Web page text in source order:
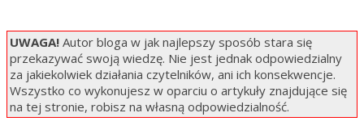
UWAGA! Autor bloga w jak najlepszy sposób stara się
przekazywać swoją wiedzę. Nie jest jednak odpowiedzialny
za jakiekolwiek działania czytelników, ani ich konsekwencje.
Wszystko co wykonujesz w oparciu o artykuły znajdujące się
na tej stronie, robisz na własną odpowiedzialność.